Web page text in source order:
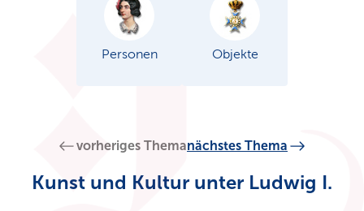
Personen Objekte
vorheriges Themanächstes Thema
Kunst und Kultur unter Ludwig I.